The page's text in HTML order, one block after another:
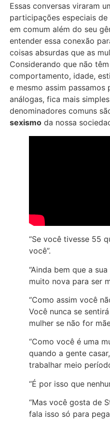
Essas conversas viraram
participações especiais
em comum além do seu
entender essa conexão
coisas absurdas que as
Considerando que não
comportamento, idade,
e mesmo assim passamos
análogas, fica mais
denominadores comuns
sexismo da nossa
“Se você tivesse 55
você”.
“Ainda bem que a
muito nova para ser
“Como assim você
Você nunca se
mulher se não for
“Como você é uma
quando a gente
trabalhar meio
“É por isso que
“Mas você gosta de
fala isso só para